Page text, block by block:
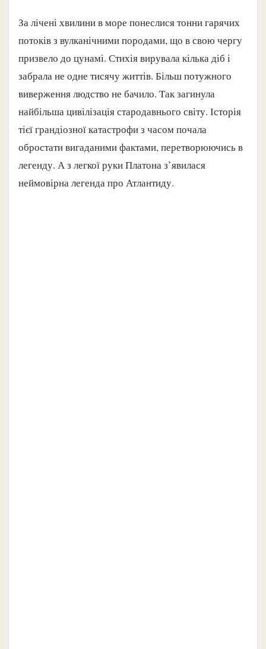
За лічені хвилини в море понеслися тонни гарячих
потоків з вулканічними породами, що в свою чергу
призвело до цунамі. Стихія вирувала кілька діб і
забрала не одне тисячу життів. Більш потужного
виверження людство не бачило. Так загинула
найбільша цивілізація стародавнього світу. Історія
тієї грандіозної катастрофи з часом почала
обростати вигаданими фактами, перетворюючись в
легенду. А з легкої руки Платона з’явилася
неймовірна легенда про Атлантиду.